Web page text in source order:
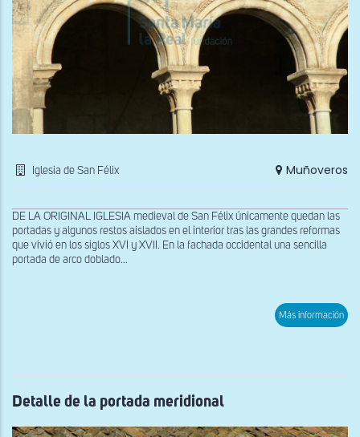
Iglesia de San Félix Muñoveros
DE LA ORIGINAL IGLESIA medieval de San Félix únicamente quedan las
portadas y algunos restos aislados en el interior tras las grandes reformas
que vivió en los siglos XVI y XVII. En la fachada occidental una sencilla
portada de arco doblado...
Más información
Detalle de la portada meridional